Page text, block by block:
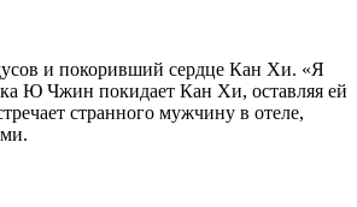
и покоривший сердце Кан Хи. «Я
Ю Чжин покидает Кан Хи, оставляя ей
странного мужчину в отеле,